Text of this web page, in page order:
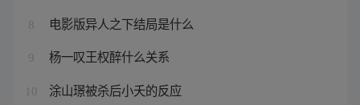
8 电影版异人之下结局是什么
9 杨一叹王权醉什么关系
10 涂山璟被杀后小夭的反应